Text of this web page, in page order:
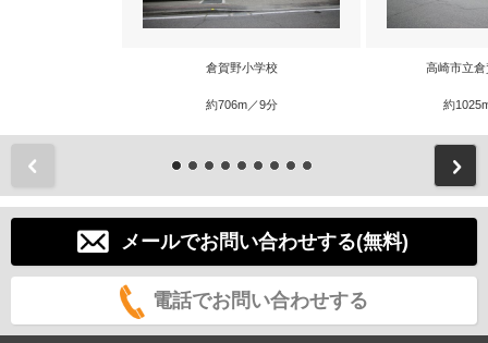
倉賀野小学校
約706m／9分
高崎市立
約
メールでお問い合わせする(無料)
電話でお問い合わせする